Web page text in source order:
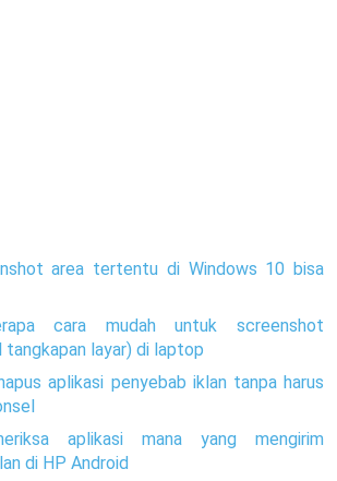
area tertentu di Windows 10 bisa
cara mudah untuk screenshot
tangkapan layar) di laptop
aplikasi penyebab iklan tanpa harus
aplikasi mana yang mengirim
di HP Android